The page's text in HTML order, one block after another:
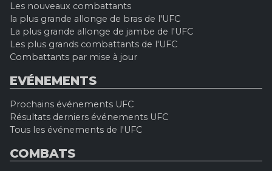
Les nouveaux combattants
la plus grande allonge de bras de l'UFC
La plus grande allonge de jambe de l'UFC
Les plus grands combattants de l'UFC
Combattants par mise à jour
EVÉNEMENTS
Prochains événements UFC
Résultats derniers événements UFC
Tous les événements de l'UFC
COMBATS